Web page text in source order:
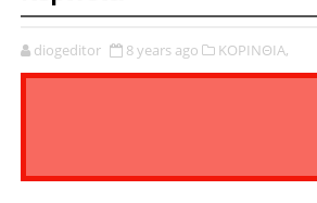
diogeditor 8 years ago ΚΟΡΙΝΘΙΑ,